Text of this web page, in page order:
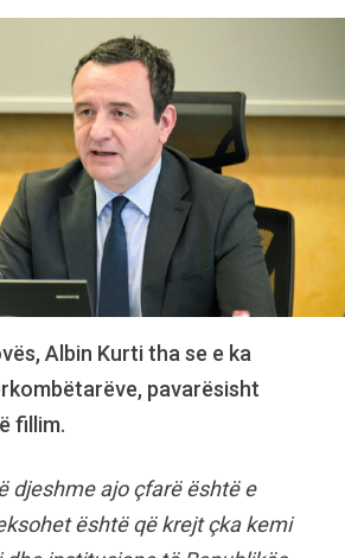
Albin Kurti tha se e ka
pavarësisht
fillim.
djeshme ajo çfarë është e
është që krejt çka kemi